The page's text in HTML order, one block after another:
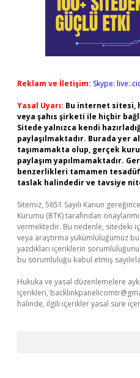
Reklam ve İletişim: Skype:
Yasal Uyarı: Bu internet sitesi,
veya şahıs şirketi ile hiçbir
Sitede yalnızca kendi
paylaşılmaktadır. Burada yer
taşımamakta olup, gerçek
paylaşım yapılmamaktadır.
benzerlikleri tamamen
taslak halindedir ve tavsiye
Sitemiz, 5651 Sayılı Kanun
Kurumu (BTK) tarafından
vermektedir. Bu nedenle, sitedeki
veya araştırma yükümlülüğümüz
yazdıkları içeriklerin
bu sorumluluğu kabul etmiş
Hukuka ve yasal düzenlemelere
içerikleri,
halinde, ilgili içerikler yasal süre